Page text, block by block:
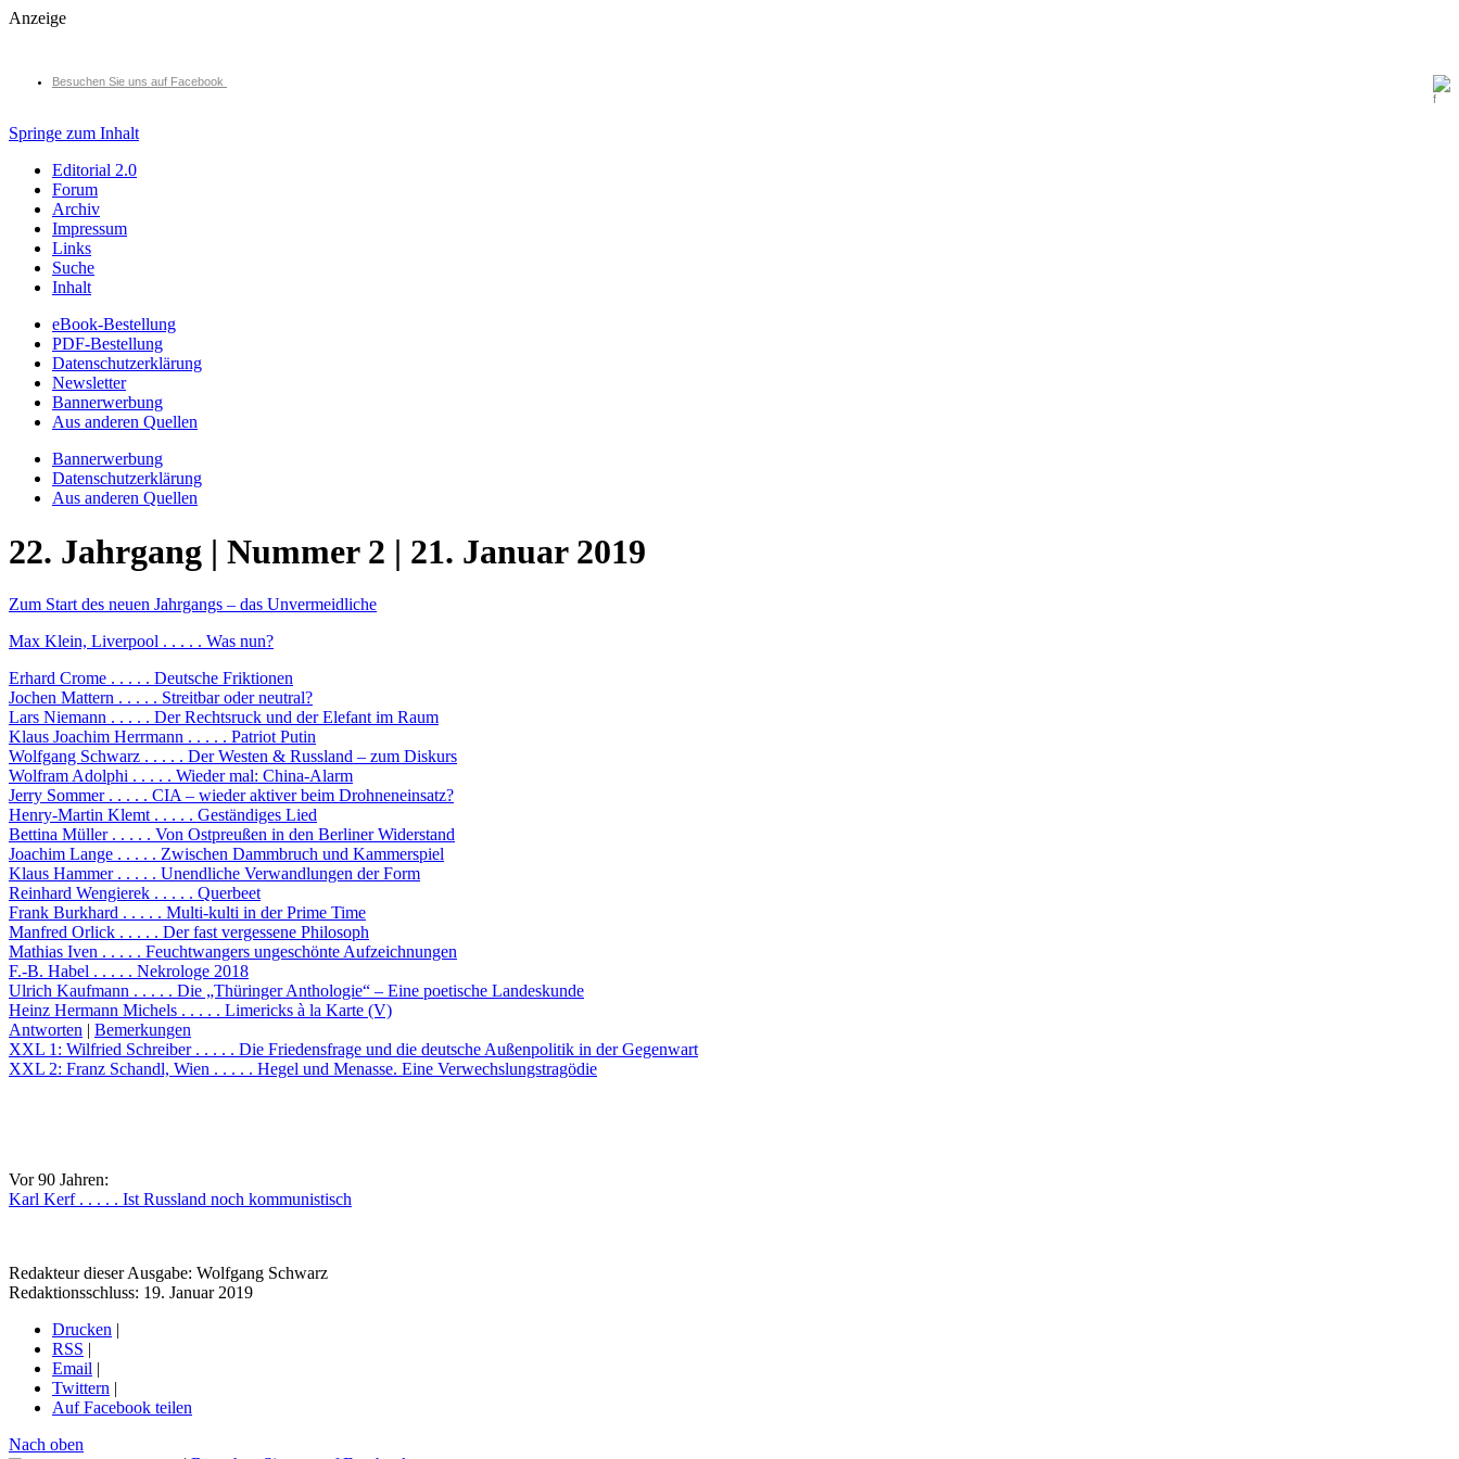
Anzeige
Besuchen Sie uns auf Facebook
Springe zum Inhalt
Editorial 2.0
Forum
Archiv
Impressum
Links
Suche
Inhalt
eBook-Bestellung
PDF-Bestellung
Datenschutzerklärung
Newsletter
Bannerwerbung
Aus anderen Quellen
Bannerwerbung
Datenschutzerklärung
Aus anderen Quellen
22. Jahrgang | Nummer 2 | 21. Januar 2019
Zum Start des neuen Jahrgangs – das Unvermeidliche
Max Klein, Liverpool . . . . . Was nun?
Erhard Crome . . . . . Deutsche Friktionen
Jochen Mattern . . . . . Streitbar oder neutral?
Lars Niemann . . . . . Der Rechtsruck und der Elefant im Raum
Klaus Joachim Herrmann . . . . . Patriot Putin
Wolfgang Schwarz . . . . . Der Westen & Russland – zum Diskurs
Wolfram Adolphi . . . . . Wieder mal: China-Alarm
Jerry Sommer . . . . . CIA – wieder aktiver beim Drohneneinsatz?
Henry-Martin Klemt . . . . . Geständiges Lied
Bettina Müller . . . . . Von Ostpreußen in den Berliner Widerstand
Joachim Lange . . . . . Zwischen Dammbruch und Kammerspiel
Klaus Hammer . . . . . Unendliche Verwandlungen der Form
Reinhard Wengierek . . . . . Querbeet
Frank Burkhard . . . . . Multi-kulti in der Prime Time
Manfred Orlick . . . . . Der fast vergessene Philosoph
Mathias Iven . . . . . Feuchtwangers ungeschönte Aufzeichnungen
F.-B. Habel . . . . . Nekrologe 2018
Ulrich Kaufmann . . . . . Die „Thüringer Anthologie“ – Eine poetische Landeskunde
Heinz Hermann Michels . . . . . Limericks à la Karte (V)
Antworten | Bemerkungen
XXL 1: Wilfried Schreiber . . . . . Die Friedensfrage und die deutsche Außenpolitik in der Gegenwart
XXL 2: Franz Schandl, Wien . . . . . Hegel und Menasse. Eine Verwechslungstragödie
Vor 90 Jahren:
Karl Kerf . . . . . Ist Russland noch kommunistisch
Redakteur dieser Ausgabe: Wolfgang Schwarz
Redaktionsschluss: 19. Januar 2019
Drucken |
RSS |
Email |
Twittern |
Auf Facebook teilen
Nach oben